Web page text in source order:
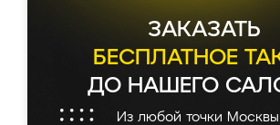
ЗАКАЗАТЬ
БЕСПЛАТНОЕ
ДО НАШЕГО
Из любой точки